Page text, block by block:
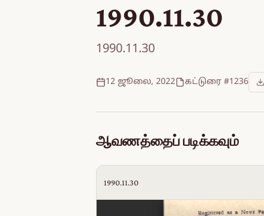
1990.11.30
1990.11.30
12 ஜூலை, 2022 கட்டுரை #1236
ஆவணத்தைப் படிக்கவும்
1990.11.30